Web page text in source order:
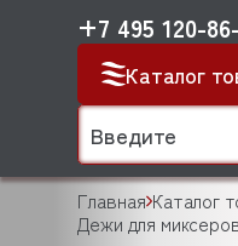
Каталог
+7 495 120-
Главная Каталог
Дежи для